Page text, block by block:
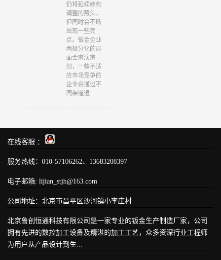
仍将延续结构
调整的势头，
但同时会不断
出现一些亮
点。钣金企业
两极分化的局
面会愈演愈
烈，一些不适
应市场竞争的
企业会通过不
同渠道退...
在线客服 ：
服务热线：010-57106262、13683208397
电子邮箱: lijian_stjh@163.com
公司地址：北京市昌平区沙河镇小李庄村
北京鲁创恒通科技有限公司是一家专业的钣金生产制造厂家，公司
拥有先进的数控加工设备及精湛的加工工艺，众多资深行业工程师
为用户从产品设计到生...